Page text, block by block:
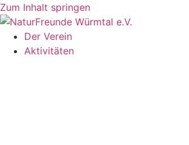
Zum Inhalt springen
Der Verein
Aktivitäten